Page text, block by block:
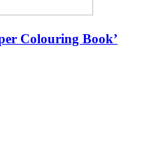
Colouring Book’